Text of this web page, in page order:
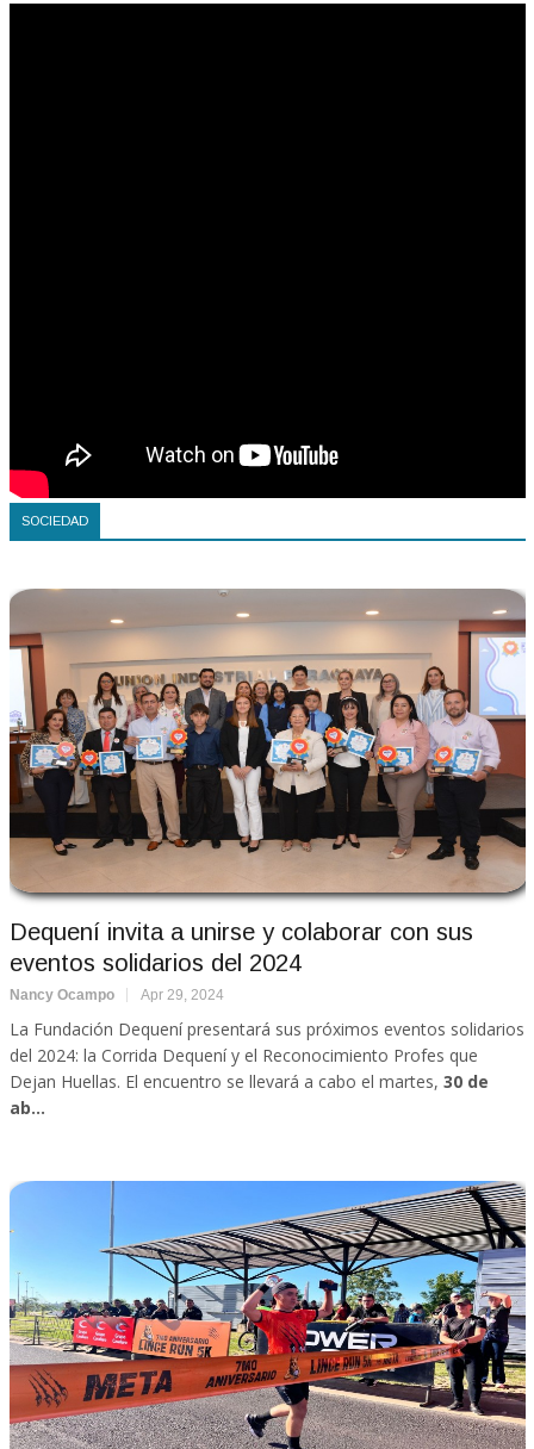
SOCIEDAD
Dequení invita a unirse y colaborar con sus
eventos solidarios del 2024
Nancy Ocampo Apr 29, 2024
La Fundación Dequení presentará sus próximos eventos solidarios
del 2024: la Corrida Dequení y el Reconocimiento Profes que
Dejan Huellas. El encuentro se llevará a cabo el martes, 30 de
ab...